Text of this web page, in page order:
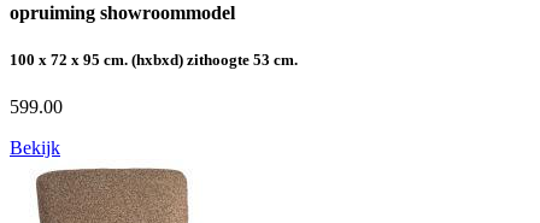
opruiming showroommodel
100 x 72 x 95 cm. (hxbxd) zithoogte 53 cm.
599.00
Bekijk